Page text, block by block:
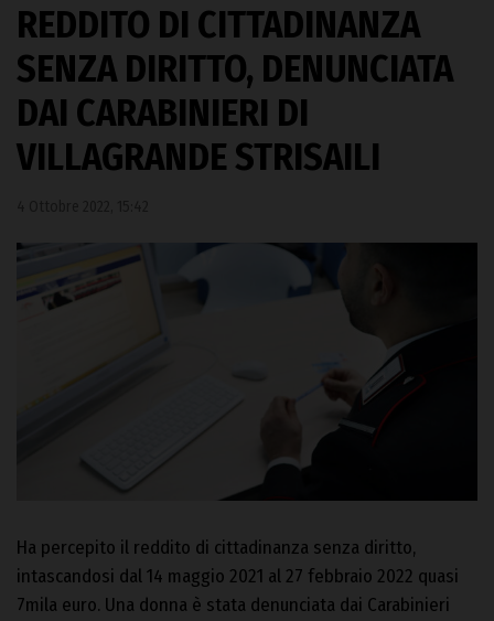
REDDITO DI CITTADINANZA
SENZA DIRITTO, DENUNCIATA
DAI CARABINIERI DI
VILLAGRANDE STRISAILI
Ha percepito il reddito di cittadinanza senza diritto,
intascandosi dal 14 maggio 2021 al 27 febbraio 2022 quasi
7mila euro. Una donna è stata denunciata dai Carabinieri